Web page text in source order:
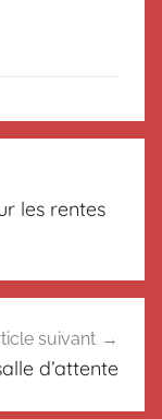
les rentes
suivant
d’attente